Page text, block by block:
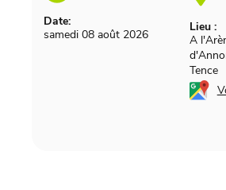
Date:
samedi 08 août 2026
Lieu :
A
Tence